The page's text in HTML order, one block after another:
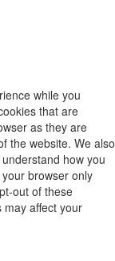
while you
that are
as they are
the website. We also
how you
browser only
out of these
may affect your